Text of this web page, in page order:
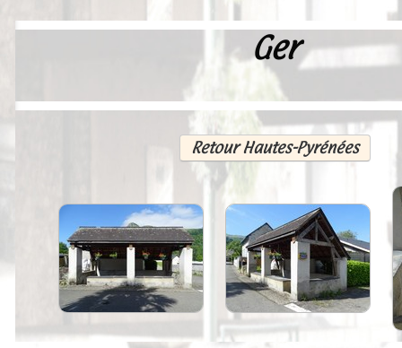
Videos--Lavoirs
Un Peu d'Histoire
Outils-des-Lavandières
Cartes Postales-Anciennes et
Peintures
Presse
Ger
Retour Hautes-Pyrénées